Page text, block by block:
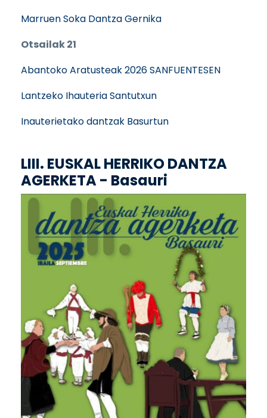
Marruen Soka Dantza Gernika
Otsailak 21
Abantoko Aratusteak 2026 SANFUENTESEN
Lantzeko Ihauteria Santutxun
Inauterietako dantzak Basurtun
LIII. EUSKAL HERRIKO DANTZA
AGERKETA - Basauri